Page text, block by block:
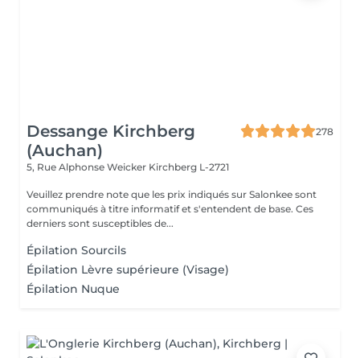
Dessange Kirchberg
(Auchan)
278
5, Rue Alphonse Weicker Kirchberg L-2721
Veuillez prendre note que les prix indiqués sur Salonkee sont
communiqués à titre informatif et s'entendent de base. Ces
derniers sont susceptibles de...
Épilation Sourcils
Épilation Lèvre supérieure (Visage)
Épilation Nuque